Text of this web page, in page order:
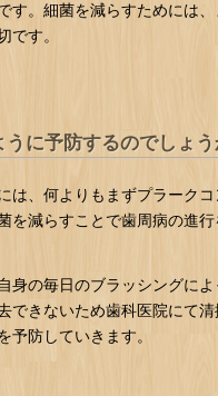
す。細菌を減らすためには
です。
に予防するのでしょう
は、何よりもまずプラーク
を減らすことで歯周病の進
身の毎日のブラッシングに
できないため歯科医院にて
予防していきます。